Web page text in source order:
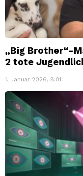
„Big Brother“-
2 tote
1. Januar 2026, 8:01